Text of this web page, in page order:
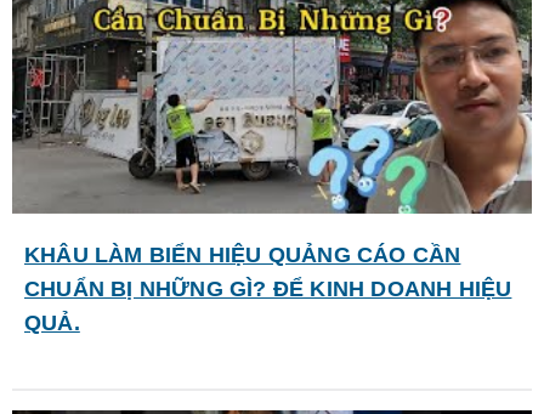
KHÂU LÀM BIỂN HIỆU QUẢNG CÁO CẦN
CHUẨN BỊ NHỮNG GÌ? ĐỂ KINH DOANH HIỆU
QUẢ.